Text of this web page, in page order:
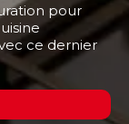
pour
ce dernier